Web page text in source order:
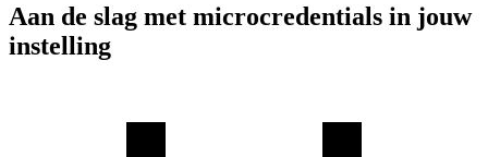
Aan de slag met microcredentials in jouw
instelling